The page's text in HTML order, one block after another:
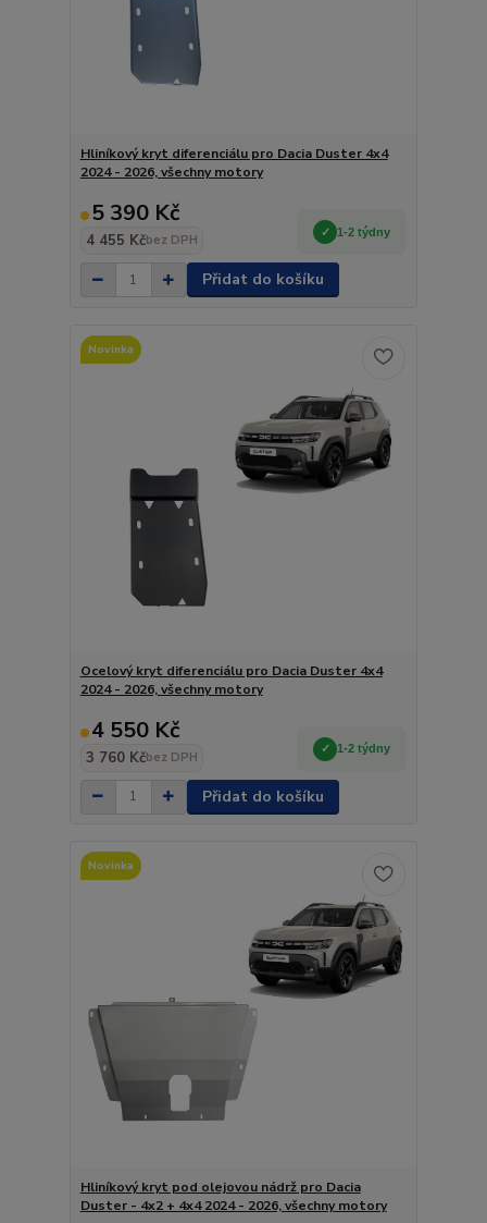
Hliníkový kryt diferenciálu pro Dacia Duster 4x4
2024 - 2026, všechny motory
5 390 Kč
4 455 Kčbez DPH
1-2 týdny
Přidat do košíku
Novinka
Ocelový kryt diferenciálu pro Dacia Duster 4x4
2024 - 2026, všechny motory
4 550 Kč
3 760 Kčbez DPH
1-2 týdny
Přidat do košíku
Novinka
Hliníkový kryt pod olejovou nádrž pro Dacia
Duster - 4x2 + 4x4 2024 - 2026, všechny motory